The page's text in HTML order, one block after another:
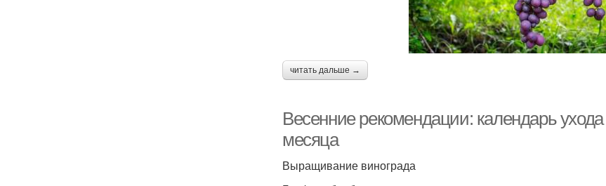
читать дальше →
Весенние рекомендации: календарь
месяца
Выращивание винограда